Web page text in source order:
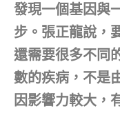
發現一個基因與
步。張正龍說，
還需要很多不同
數的疾病，不是
因影響力較大，